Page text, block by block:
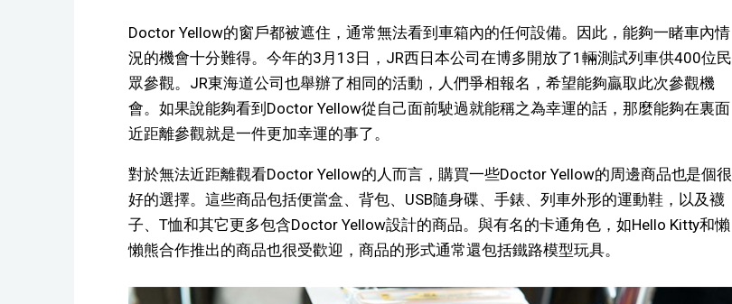
Doctor Yellow的窗戶都被遮住，通常無法看到車箱內的任何設備。因此，能夠一睹車內情
況的機會十分難得。今年的3月13日，JR西日本公司在博多開放了1輛測試列車供400位民
眾參觀。JR東海道公司也舉辦了相同的活動，人們爭相報名，希望能夠贏取此次參觀機
會。如果說能夠看到Doctor Yellow從自己面前駛過就能稱之為幸運的話，那麼能夠在裏面
近距離參觀就是一件更加幸運的事了。
對於無法近距離觀看Doctor Yellow的人而言，購買一些Doctor Yellow的周邊商品也是個很
好的選擇。這些商品包括便當盒、背包、USB隨身碟、手錶、列車外形的運動鞋，以及襪
子、T恤和其它更多包含Doctor Yellow設計的商品。與有名的卡通角色，如Hello Kitty和懶
懶熊合作推出的商品也很受歡迎，商品的形式通常還包括鐵路模型玩具。